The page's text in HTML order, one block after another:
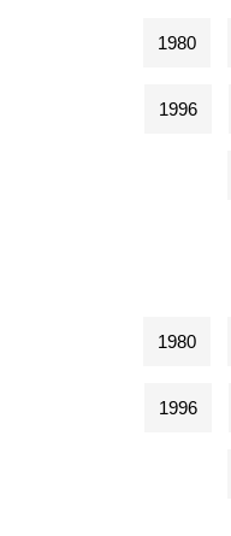
1980
1996
1980
1996